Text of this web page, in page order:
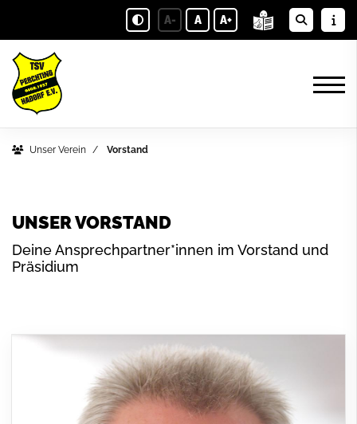
A- A A+
Unser Verein Vorstand
UNSER VORSTAND
Deine Ansprechpartner*innen im Vorstand und
Präsidium